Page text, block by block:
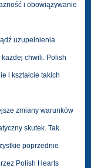
i obowiązywanie
uzupełnienia
chwili. Polish
i kształcie takich
zmiany warunków
skutek. Tak
poprzednie
Polish Hearts